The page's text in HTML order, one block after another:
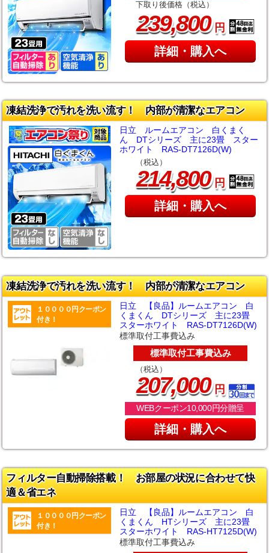
下取り後価格（税込）
239,800円
詳細・購入へ
凍結洗浄で汚れを洗い流す！ 内部が清潔なエアコン
日立 ルームエアコン 白くまく
ん DTシリーズ 主に23畳 スター
ホワイト RAS-DT7126D(W)
（税込）
214,800円
詳細・購入へ
凍結洗浄で汚れを洗い流す！ 内部が清潔なエアコン
１００００円クーポン
付き！
日立 【良品】ルームエアコン 白
くまくん DTシリーズ 主に23畳
スターホワイト RAS-DT7126D(W)
標準取付工事費込み
標準取付工事費込み
（税込）
207,000円
WEBクーポン10,000円分贈呈
詳細・購入へ
フィルター自動掃除搭載！ お部屋の状況に合わせて快
適＆省エネ
１００００円クーポン
付き！
日立 【良品】ルームエアコン 白
くまくん HTシリーズ 主に23畳
スターホワイト RAS-HT7125D(W)
標準取付工事費込み